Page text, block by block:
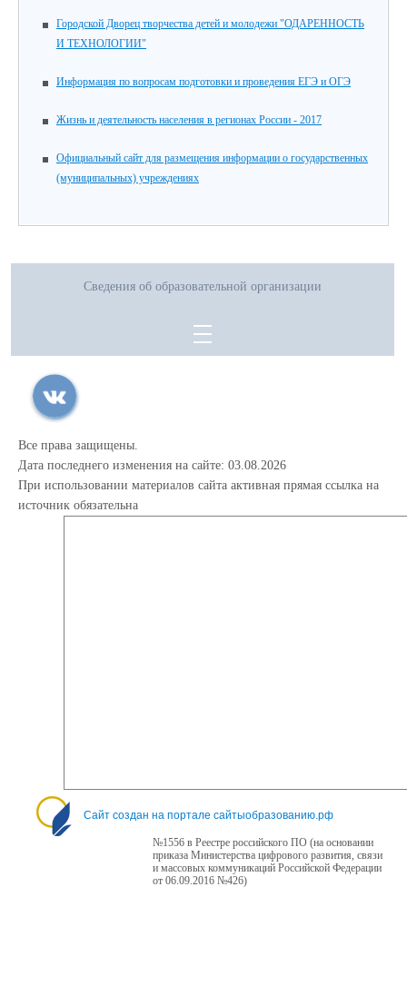
Городской Дворец творчества детей и молодежи "ОДАРЕННОСТЬ
И ТЕХНОЛОГИИ"
Информация по вопросам подготовки и проведения ЕГЭ и ОГЭ
Жизнь и деятельность населения в регионах России - 2017
Официальный сайт для размещения информации о государственных
(муниципальных) учреждениях
Сведения об образовательной организации
Все права защищены.
Дата последнего изменения на сайте: 03.08.2026
При использовании материалов сайта активная прямая ссылка на
источник обязательна
Сайт создан на портале сайтыобразованию.рф
№1556 в Реестре российского ПО (на основании
приказа Министерства цифрового развития, связи
и массовых коммуникаций Российской Федерации
от 06.09.2016 №426)